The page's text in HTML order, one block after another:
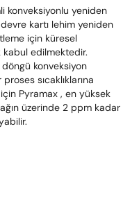
konveksiyonlu yeniden
devre kartı lehim yeniden
için küresel
kabul edilmektedir.
döngü konveksiyon
sıcaklıklarına
Pyramax , en yüksek
üzerinde 2 ppm kadar